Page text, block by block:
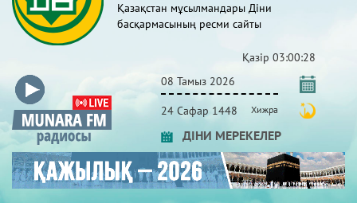
Қазақстан мұсылмандары Діни
басқармасының ресми сайты
Қазір 03:00:29
08 Тамыз 2026
24 Сафар 1448 Хижра
ДІНИ МЕРЕКЕЛЕР